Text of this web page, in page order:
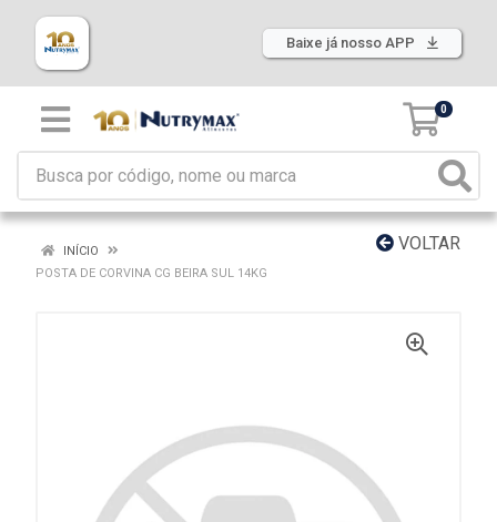
Baixe já nosso APP
0
VOLTAR
INÍCIO
POSTA DE CORVINA CG BEIRA SUL 14KG